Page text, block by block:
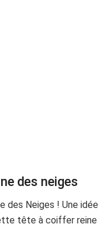
des neiges
des Neiges ! Une idée
tête à coiffer reine